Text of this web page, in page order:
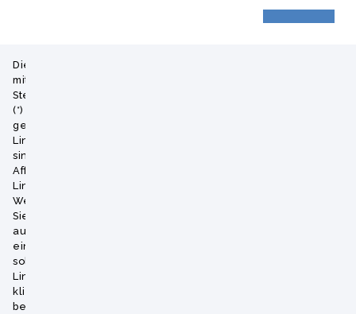
Die
mit
Sternchen
(*)
gekennzeichneten
Links
sind
Affiliate-
Links.
Wenn
Sie
auf
einen
solchen
Link
klicken
bekommen